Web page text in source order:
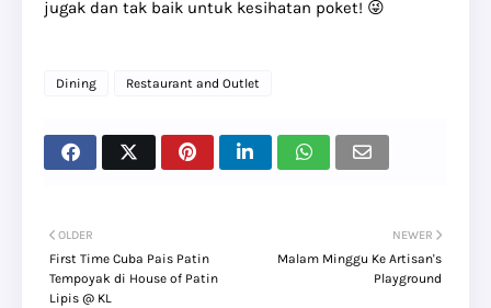
jugak dan tak baik untuk kesihatan poket! 😜
Dining Restaurant and Outlet
NEWER
Malam Minggu Ke Artisan's
Playground
OLDER
First Time Cuba Pais Patin
Tempoyak di House of Patin
Lipis @ KL